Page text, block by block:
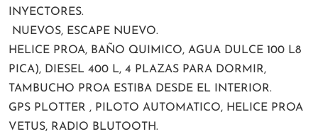
INYECTORES.
NUEVOS, ESCAPE NUEVO.
HELICE PROA, BAÑO QUIMICO, AGUA DULCE 100 L8
PICA), DIESEL 400 L, 4 PLAZAS PARA DORMIR,
TAMBUCHO PROA ESTIBA DESDE EL INTERIOR.
GPS PLOTTER , PILOTO AUTOMATICO, HELICE PROA
VETUS, RADIO BLUTOOTH.